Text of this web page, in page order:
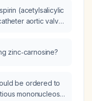
(acetylsalicylic
aortic valve
zinc‑carnosine?
be ordered to
mononucleosis